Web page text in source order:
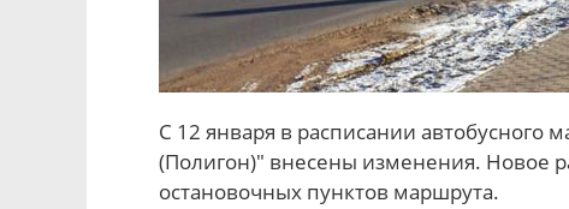
С 12 января в расписании
(Полигон)" внесены изменения. Новое
остановочных пунктов маршрута.